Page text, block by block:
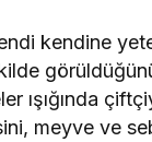
kendine
ışığında
meyve ve